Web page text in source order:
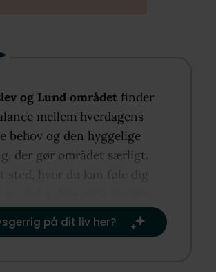
og Lund området finder
mellem hverdagens
behov og den hyggelige
der gør området særligt.
sted, hvor du kan føle dig
på dit liv her?​